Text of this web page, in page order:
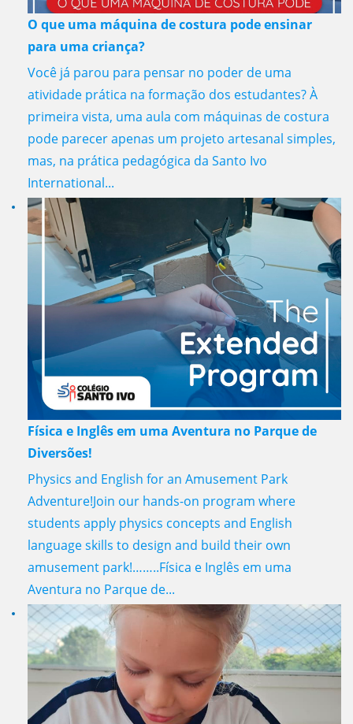
O que uma máquina de costura pode ensinar
para uma criança?
Você já parou para pensar no poder de uma
atividade prática na formação dos estudantes? À
primeira vista, uma aula com máquinas de costura
pode parecer apenas um projeto artesanal simples,
mas, na prática pedagógica da Santo Ivo
International...
Física e Inglês em uma Aventura no Parque de
Diversões!
Physics and English for an Amusement Park
Adventure!Join our hands-on program where
students apply physics concepts and English
language skills to design and build their own
amusement park!……..Física e Inglês em uma
Aventura no Parque de...